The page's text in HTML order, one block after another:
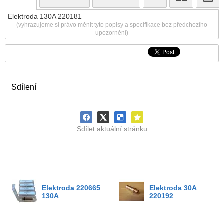
Sdílení
Sdílet aktuální stránku
Elektroda 220665
130A
Elektroda 30A
220192
Elektroda 130A 220181
(vyhrazujeme si právo měnit tyto popisy a specifikace bez předchozího
upozornění)